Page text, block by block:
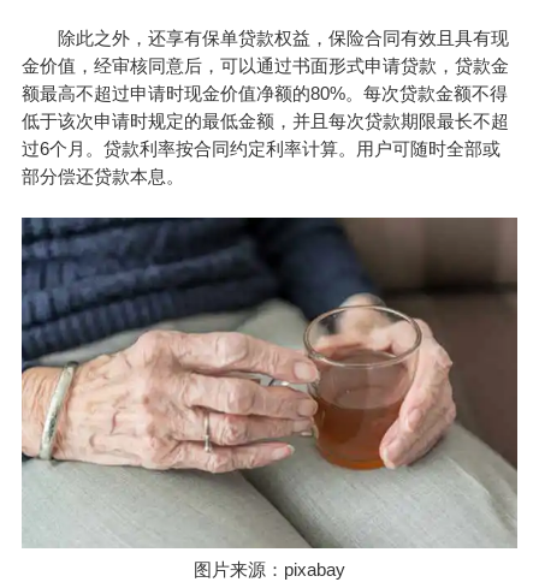
除此之外，还享有保单贷款权益，保险合同有效且具有现
金价值，经审核同意后，可以通过书面形式申请贷款，贷款金
额最高不超过申请时现金价值净额的80%。每次贷款金额不得
低于该次申请时规定的最低金额，并且每次贷款期限最长不超
过6个月。贷款利率按合同约定利率计算。用户可随时全部或
部分偿还贷款本息。
图片来源：pixabay